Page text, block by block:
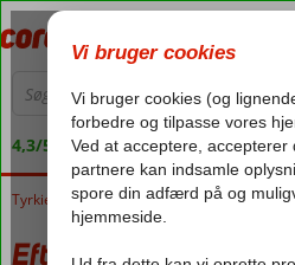
4,3/5 på Trustpilot
Forside
Tyrkiet Tyrkiets sydkyst Alanya Konakli
Eftalia Ocean